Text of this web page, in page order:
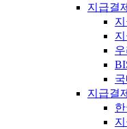
지급결
지급결